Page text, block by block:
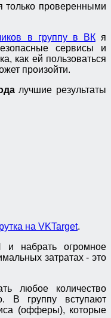
только проверенными
в группу в ВКя
сервисы и
как ей пользоваться
произойти.
лучшие результаты
на VKTarget.
набрать огромное
затратах - это
любое количество
В группу вступают
(офферы), которые